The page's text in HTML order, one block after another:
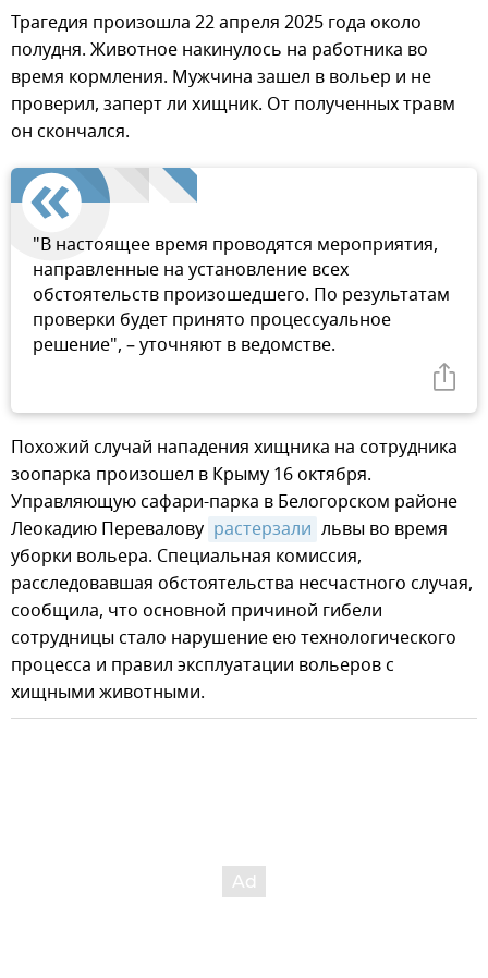
Трагедия произошла 22 апреля 2025 года около
полудня. Животное накинулось на работника во
время кормления. Мужчина зашел в вольер и не
проверил, заперт ли хищник. От полученных травм
он скончался.
"В настоящее время проводятся мероприятия,
направленные на установление всех
обстоятельств произошедшего. По результатам
проверки будет принято процессуальное
решение", – уточняют в ведомстве.
Похожий случай нападения хищника на сотрудника
зоопарка произошел в Крыму 16 октября.
Управляющую сафари-парка в Белогорском районе
Леокадию Перевалову растерзали львы во время
уборки вольера. Специальная комиссия,
расследовавшая обстоятельства несчастного случая,
сообщила, что основной причиной гибели
сотрудницы стало нарушение ею технологического
процесса и правил эксплуатации вольеров с
хищными животными.